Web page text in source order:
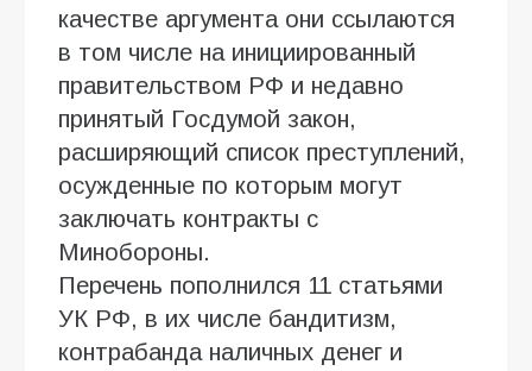
качестве аргумента они ссылаются
в том числе на инициированный
правительством РФ и недавно
принятый Госдумой закон,
расширяющий список преступлений,
осужденные по которым могут
заключать контракты с
Минобороны.
Перечень пополнился 11 статьями
УК РФ, в их числе бандитизм,
контрабанда наличных денег и